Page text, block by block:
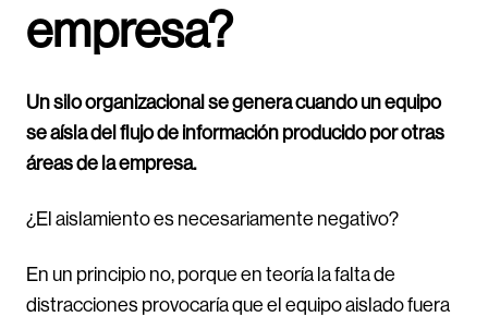
empresa?
Un silo organizacional se genera cuando un equipo
se aísla del flujo de información producido por otras
áreas de la empresa.
¿El aislamiento es necesariamente negativo?
En un principio no, porque en teoría la falta de
distracciones provocaría que el equipo aislado fuera